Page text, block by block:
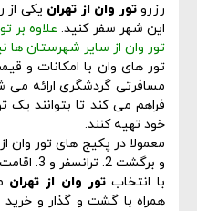
رزروتور وان از تهران یکی
این شهر سفر کنید. علاوه بر
تور وان از سایر شهرستان ها
تور های وان با امکانات و
مسافرتی گردشگری ارائه می
فراهم می کند تا بتوانند
خود تهیه کنند.
و برگشت 2. ترانسفر و 3. اقامت در هتل در نظر گرفته شده است.
با انتخابتور وان از تهران
همراه با گشت و گذار و خرید